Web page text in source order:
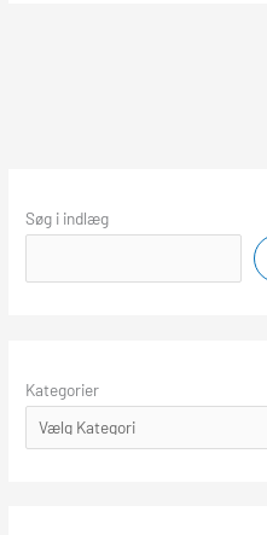
Søg i indlæg
Kategorier